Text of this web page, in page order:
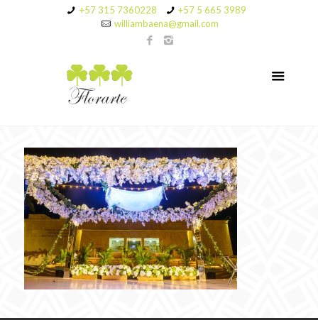
+57 315 7360228
+57 5 665 3989
williambaena@gmail.com